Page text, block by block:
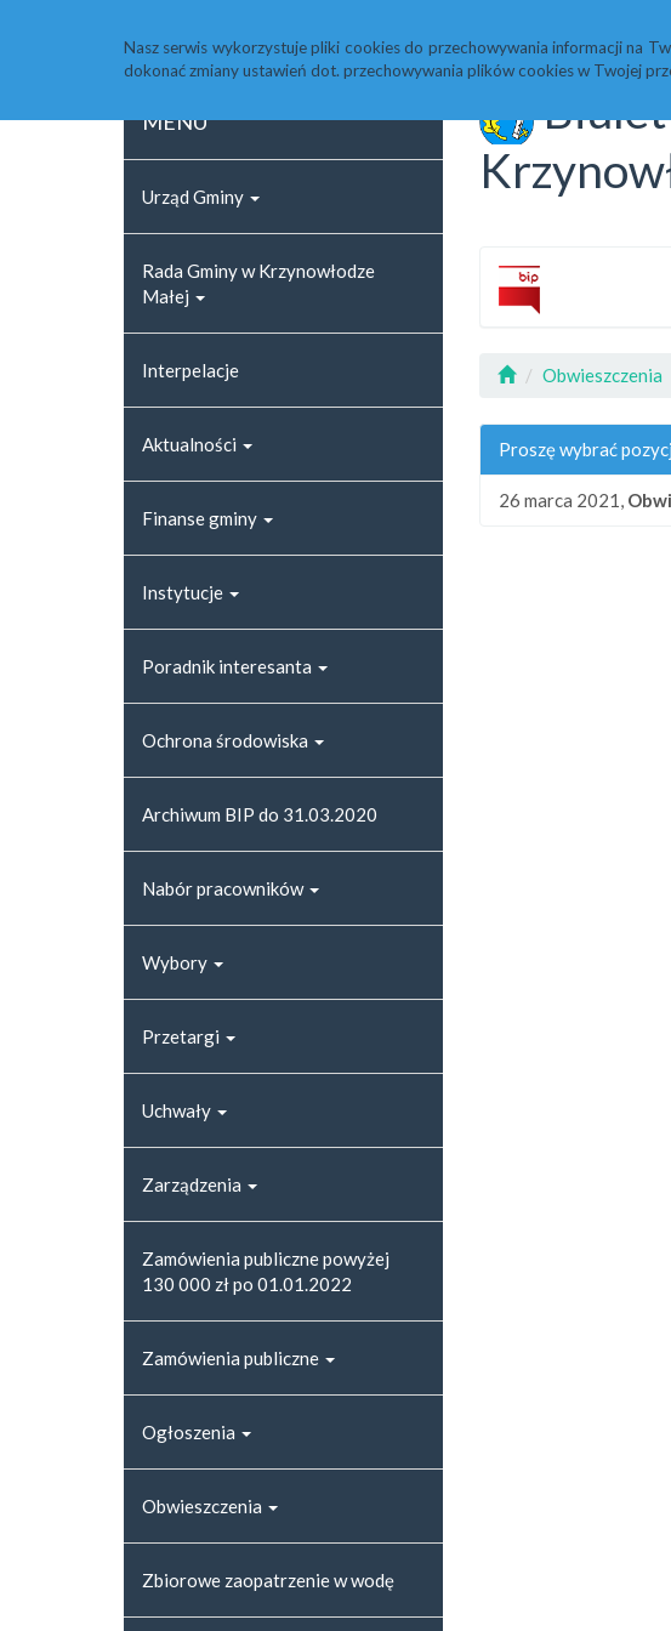
Nasz serwis wykorzystuje pliki cookies do przechowywania informacji na
dokonać zmiany ustawień dot. przechowywania plików cookies w Twojej
MENU
Urząd Gminy
Rada Gminy w Krzynowłodze
Małej
Interpelacje
Aktualności
Finanse gminy
Instytucje
Poradnik interesanta
Ochrona środowiska
Archiwum BIP do 31.03.2020
Nabór pracowników
Wybory
Przetargi
Uchwały
Zarządzenia
Zamówienia publiczne powyżej
130 000 zł po 01.01.2022
Zamówienia publiczne
Ogłoszenia
Obwieszczenia
Zbiorowe zaopatrzenie w wodę
Obwieszczenia
Proszę wybrać
26 marca 2021,